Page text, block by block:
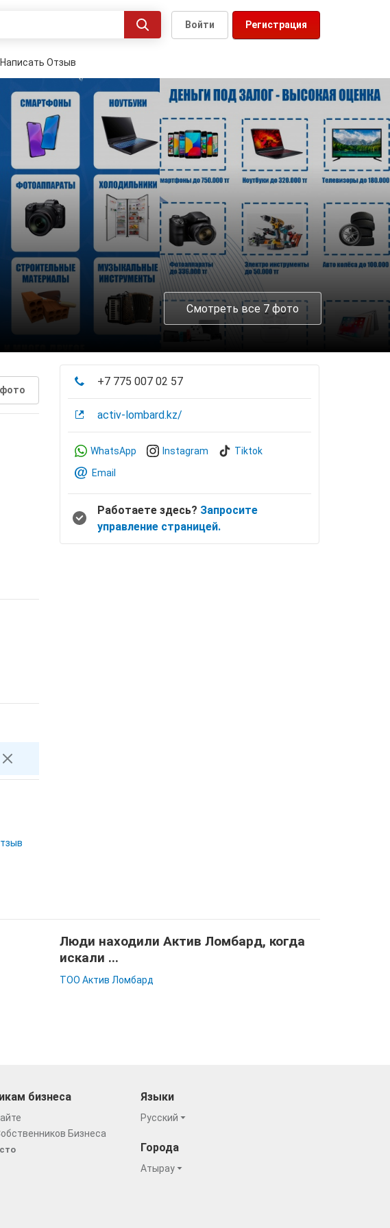
Регистрация
Войти
Написать Отзыв
Смотреть все 7 фото
+7 775 007 02 57
activ-lombard.kz/
WhatsApp Instagram Tiktok
Email
Работаете здесь? Запросите
управление страницей.
Люди находили Актив Ломбард, когда
искали ...
ТОО Актив Ломбард
бизнеса
Бизнеса
Языки
Русский
Города
Атырау